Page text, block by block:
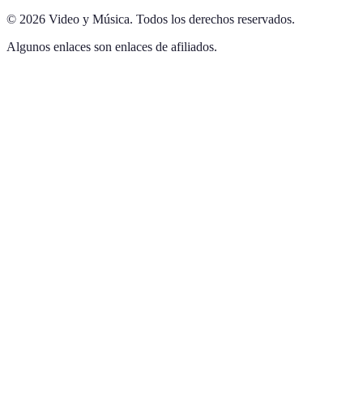
© 2026 Video y Música. Todos los derechos reservados.
Algunos enlaces son enlaces de afiliados.